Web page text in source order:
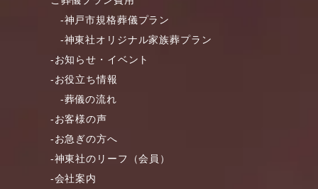
-神戸市規格葬儀プラン
-神東社オリジナル家族葬プラン
-お知らせ・イベント
-お役立ち情報
-葬儀の流れ
-お客様の声
-お急ぎの方へ
-神東社のリーフ（会員）
-会社案内